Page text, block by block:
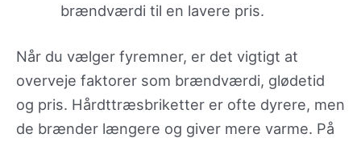
brændværdi til en lavere pris.
Når du vælger fyremner, er det vigtigt at
overveje faktorer som brændværdi, glødetid
og pris. Hårdttræsbriketter er ofte dyrere, men
de brænder længere og giver mere varme. På